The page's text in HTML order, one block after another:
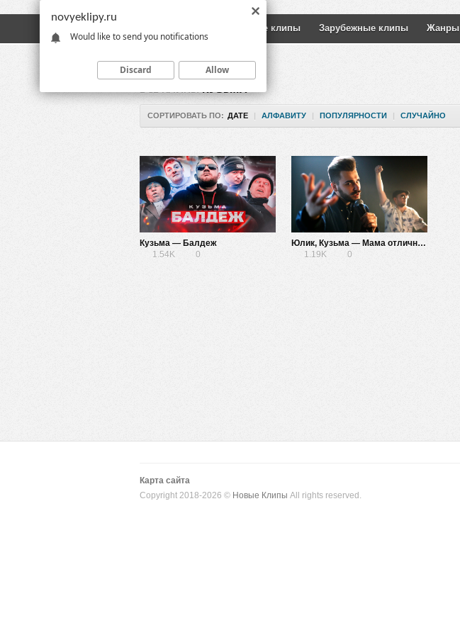
Русские клипы Зарубежные клипы Жанры
ВСЕ КЛИПЫ КУЗЬМА
СОРТИРОВАТЬ ПО: ДАТЕ | АЛФАВИТУ | ПОПУЛЯРНОСТИ | СЛУЧАЙНО
Кузьма — Балдеж
1.54K
0
Юлик, Кузьма — Мама отличника, прости
1.19K
0
Карта сайта
Copyright 2018-2026 © Новые Клипы All rights reserved.
novyeklipy.ru
Would like to send you notifications
Discard Allow